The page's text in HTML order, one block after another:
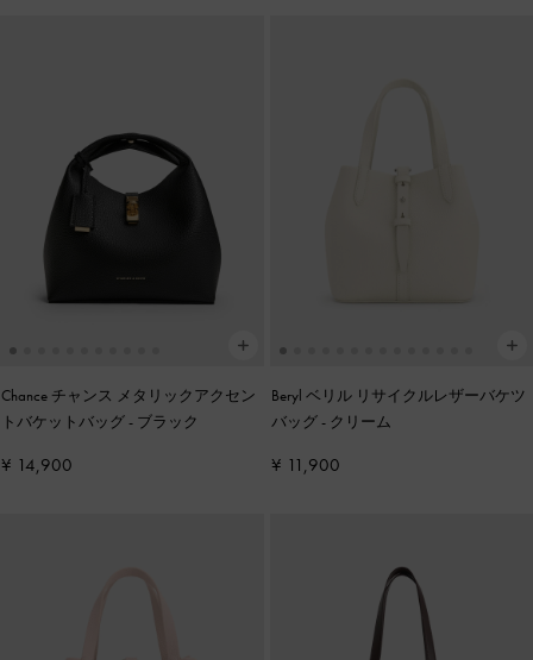
Chance チャンス メタリックアクセン
トバケットバッグ- ブラック
¥ 14,900
Beryl ベリル リサイクルレザーバケツ
バッグ- クリーム
¥ 11,900